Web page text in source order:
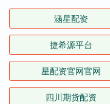
涵星配资
捷希源平台
星配资官网官网
四川期货配资